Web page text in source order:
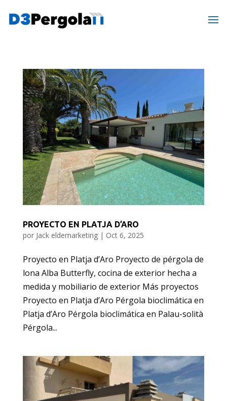
PROYECTO EN PLATJA D’ARO
por Jack eldemarketing| Oct 6, 2025
Proyecto en Platja d’Aro Proyecto de pérgola de
lona Alba Butterfly, cocina de exterior hecha a
medida y mobiliario de exterior Más proyectos
Proyecto en Platja d’Aro Pérgola bioclimática en
Platja d’Aro Pérgola bioclimática en Palau-solità
Pérgola...